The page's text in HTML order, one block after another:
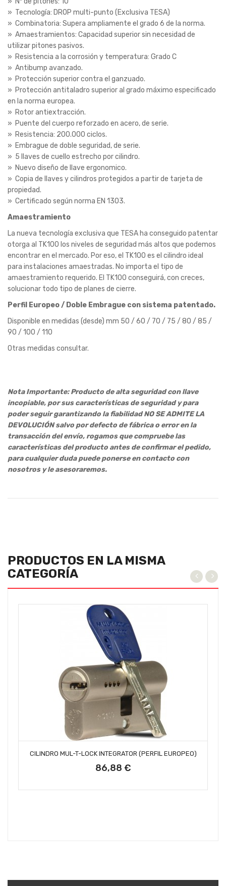
» Tecnología: DROP multi-punto (Exclusiva TESA)
» Combinatoria: Supera ampliamente el grado 6 de la norma.
» Amaestramientos: Capacidad superior sin necesidad de
utilizar pitones pasivos.
» Resistencia a la corrosión y temperatura: Grado C
» Antibump avanzado.
» Protección superior contra el ganzuado.
» Protección antitaladro superior al grado máximo especificado
en la norma europea.
» Rotor antiextracción.
» Puente del cuerpo reforzado en acero, de serie.
» Resistencia: 200.000 ciclos.
» Embrague de doble seguridad, de serie.
» 5 llaves de cuello estrecho por cilindro.
» Nuevo diseño de llave ergonomico.
» Copia de llaves y cilindros protegidos a partir de tarjeta de
propiedad.
» Certificado según norma EN 1303.
Amaestramiento
La nueva tecnología exclusiva que TESA ha conseguido patentar
otorga al TK100 los niveles de seguridad más altos que podemos
encontrar en el mercado. Por eso, el TK100 es el cilindro ideal
para instalaciones amaestradas. No importa el tipo de
amaestramiento requerido. El TK100 conseguirá, con creces,
solucionar todo tipo de planes de cierre.
Perfil Europeo / Doble Embrague con sistema patentado.
Disponible en medidas (desde) mm 50 / 60 / 70 / 75 / 80 / 85 /
90 / 100 / 110
Otras medidas consultar.
Nota Importante: Producto de alta seguridad con llave
incopiable, por sus características de seguridad y para
poder seguir garantizando la fiabilidad NO SE ADMITE LA
DEVOLUCIÓN salvo por defecto de fábrica o error en la
transacción del envío, rogamos que compruebe las
características del producto antes de confirmar el pedido,
para cualquier duda puede ponerse en contacto con
nosotros y le asesoraremos.
PRODUCTOS EN LA MISMA
CATEGORÍA
AÑADIR AL CARRITO
CILINDRO MUL-T-LOCK INTEGRATOR (PERFIL EUROPEO)
86,88 €